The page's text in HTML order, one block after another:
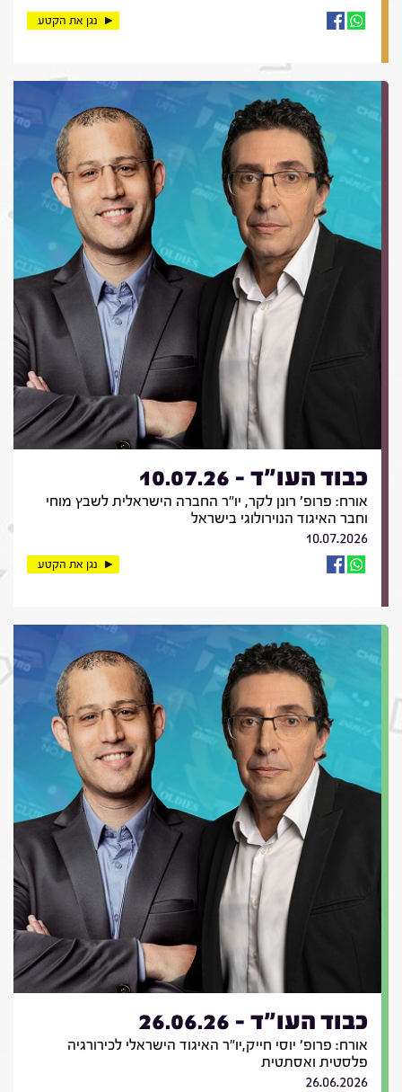
נגן את הקטע
כבוד העו"ד - 10.07.26
אורח: פרופ' רונן לקר, יו"ר החברה הישראלית לשבץ מוחי
וחבר האיגוד הנוירולוגי בישראל
10.07.2026
נגן את הקטע
כבוד העו"ד - 26.06.26
אורח: פרופ' יוסי חייק,יו"ר האיגוד הישראלי לכירורגיה
פלסטית ואסתטית
26.06.2026